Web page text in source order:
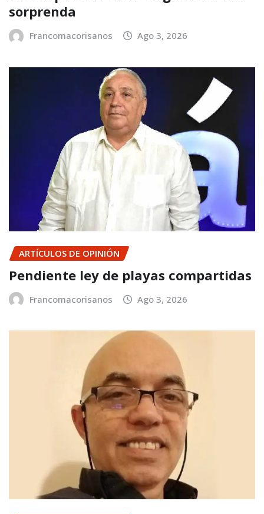
sorprenda
Francomacorisanos Ago 3, 2026
ARTÍCULOS DE OPINIÓN
Pendiente ley de playas compartidas
Francomacorisanos Ago 3, 2026